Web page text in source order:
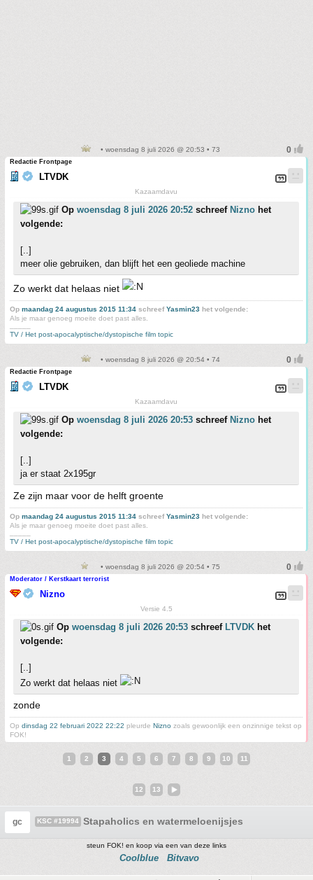
• woensdag 8 juli 2026 @ 20:53 • 73
Redactie Frontpage
LTVDK
Kazaamdavu
Op woensdag 8 juli 2026 20:52 schreef Nizno het
volgende:
[..]
meer olie gebruiken, dan blijft het een geoliede machine
Zo werkt dat helaas niet
Op maandag 24 augustus 2015 11:34 schreefYasmin23 het volgende:
Als je maar genoeg moeite doet past alles.
TV / Het post-apocalyptische/dystopische film topic
• woensdag 8 juli 2026 @ 20:54 • 74
Redactie Frontpage
LTVDK
Kazaamdavu
Op woensdag 8 juli 2026 20:53 schreef Nizno het
volgende:
[..]
ja er staat 2x195gr
Ze zijn maar voor de helft groente
Op maandag 24 augustus 2015 11:34 schreefYasmin23 het volgende:
Als je maar genoeg moeite doet past alles.
TV / Het post-apocalyptische/dystopische film topic
• woensdag 8 juli 2026 @ 20:54 • 75
Moderator / Kerstkaart terrorist
Nizno
Versie 4.5
Op woensdag 8 juli 2026 20:53 schreef LTVDK het
volgende:
[..]
Zo werkt dat helaas niet
zonde
Op dinsdag 22 februari 2022 22:22 pleurde Nizno zoals gewoonlijk een onzinnige tekst op
FOK!
1 2 3 4 5 6 7 8 9 10 11
12 13
gc KSC #19994 Stapaholics en watermeloenijsjes
steun FOK! en koop via een van deze links
Coolblue Bitvavo